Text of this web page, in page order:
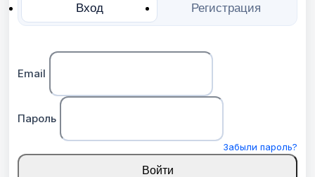
Вход Регистрация
Email
Пароль
Забыли пароль?
Войти